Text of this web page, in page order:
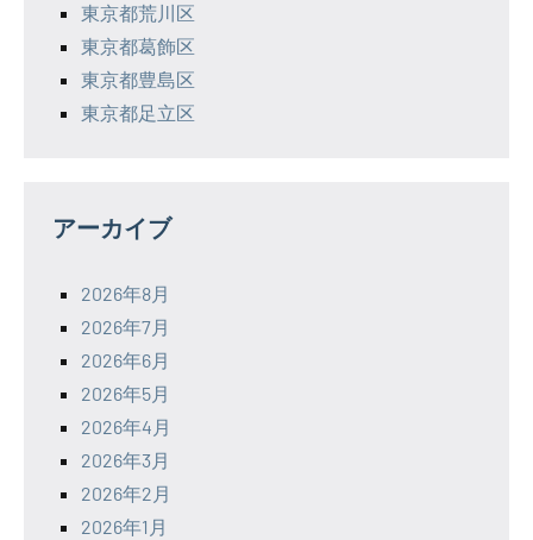
東京都荒川区
東京都葛飾区
東京都豊島区
東京都足立区
アーカイブ
2026年8月
2026年7月
2026年6月
2026年5月
2026年4月
2026年3月
2026年2月
2026年1月